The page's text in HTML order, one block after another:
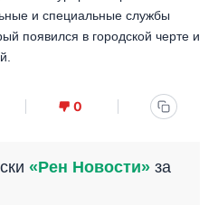
и специальные службы
появился в городской черте и
0
«Рен Новости» за